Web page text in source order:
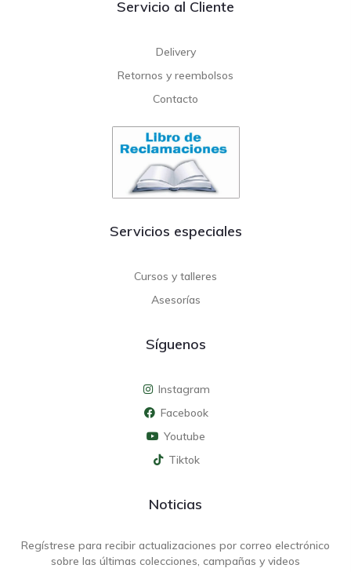
Servicio al Cliente
Delivery
Retornos y reembolsos
Contacto
Servicios especiales
Cursos y talleres
Asesorías
Síguenos
Instagram
Facebook
Youtube
Tiktok
Noticias
Regístrese para recibir actualizaciones por correo electrónico
sobre las últimas colecciones, campañas y videos